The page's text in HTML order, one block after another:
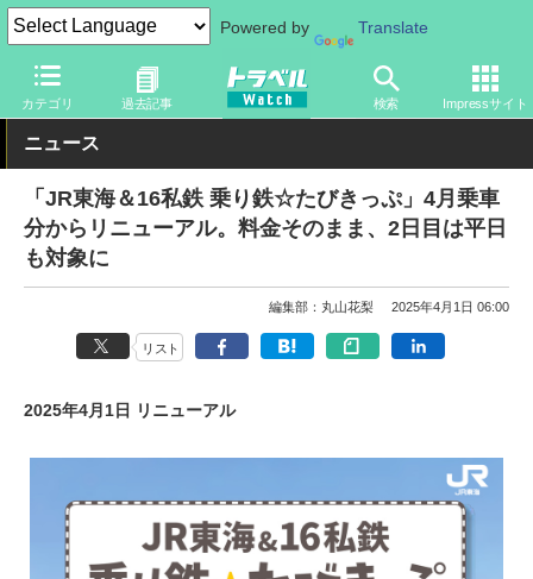
Powered by Translate
カテゴリ 過去記事 検索 Impressサイト
トラベル Watch 旅の方法 お得なきっぷ
ニュース
「JR東海＆16私鉄 乗り鉄☆たびきっぷ」4月乗車
分からリニューアル。料金そのまま、2日目は平日
も対象に
編集部：丸山花梨 2025年4月1日 06:00
リスト
2025年4月1日 リニューアル